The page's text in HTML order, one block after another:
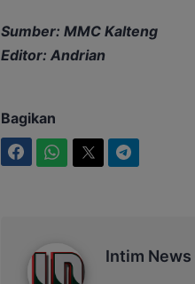
Sumber: MMC Kalteng
Editor: Andrian
Bagikan
Intim News